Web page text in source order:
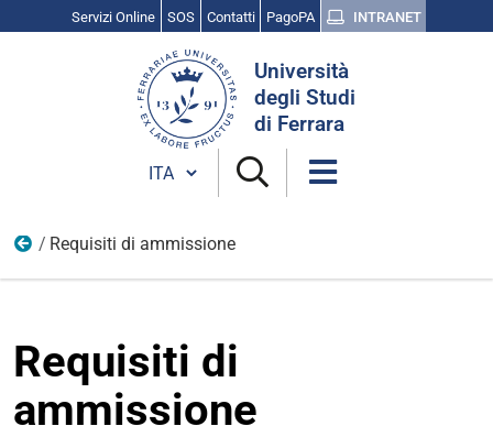
Servizi Online SOS Contatti PagoPA INTRANET
Università
degli Studi
di Ferrara
Cambia lingua
Ferrara School of
Requisiti di ammissione
Requisiti di
ammissione